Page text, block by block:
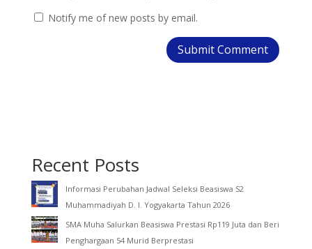
Notify me of new posts by email.
Recent Posts
Informasi Perubahan Jadwal Seleksi Beasiswa S2
Muhammadiyah D. I. Yogyakarta Tahun 2026
SMA Muha Salurkan Beasiswa Prestasi Rp119 Juta dan Beri
Penghargaan 54 Murid Berprestasi